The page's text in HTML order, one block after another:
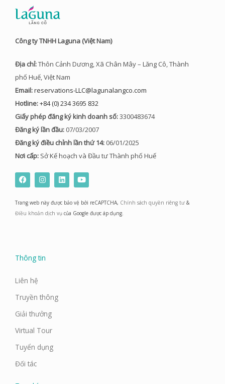
Công ty TNHH Laguna (Việt Nam)
Địa chỉ:Thôn Cảnh Dương, Xã Chân Mây – Lăng Cô, Thành
phố Huế, Việt Nam
Email:reservations-LLC@lagunalangco.com
Hotline:+84 (0) 234 3695 832
Giấy phép đăng ký kinh doanh số:3300483674
Đăng ký lần đầu: 07/03/2007
Đăng ký điều chỉnh lần thứ 14: 06/01/2025
Nơi cấp: Sở Kế hoạch và Đầu tư Thành phố Huế
F
a
c
b
o
I
n
s
a
g
L
i
n
e
d
Y
o
u
u
b
Trang web này được bảo vệ bởi reCAPTCHA, Chính sách quyền riêng tư &
Điều khoản dịch vụ của Google được áp dụng.
Thông tin
Liên hệ
Truyền thông
Giải thưởng
Virtual Tour
Tuyển dụng
Đối tác